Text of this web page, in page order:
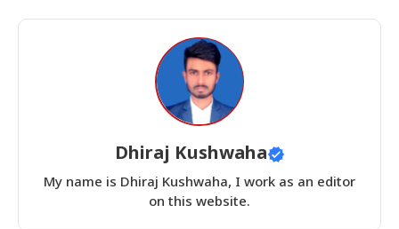
Dhiraj Kushwaha
My name is Dhiraj Kushwaha, I work as an editor
on this website.